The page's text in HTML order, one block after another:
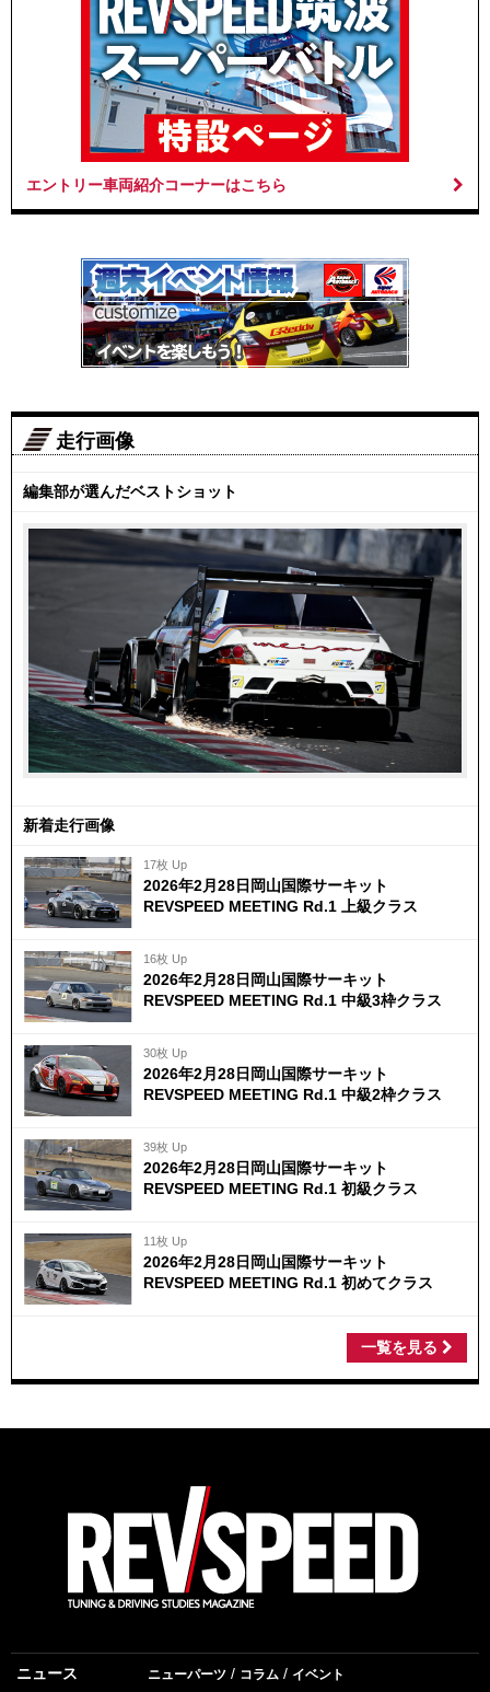
エントリー車両紹介コーナーはこちら
走行画像
編集部が選んだベストショット
新着走行画像
17枚 Up
2026年2月28日岡山国際サーキット
REVSPEED MEETING Rd.1 上級クラス
16枚 Up
2026年2月28日岡山国際サーキット
REVSPEED MEETING Rd.1 中級3枠クラス
30枚 Up
2026年2月28日岡山国際サーキット
REVSPEED MEETING Rd.1 中級2枠クラス
39枚 Up
2026年2月28日岡山国際サーキット
REVSPEED MEETING Rd.1 初級クラス
11枚 Up
2026年2月28日岡山国際サーキット
REVSPEED MEETING Rd.1 初めてクラス
一覧を見る
ニュース ニューパーツ コラム イベント